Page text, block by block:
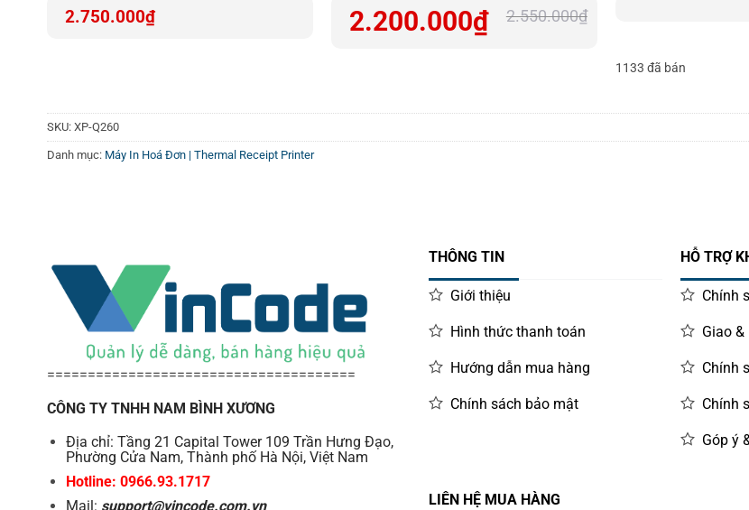
2.750.000₫ 2.550.000₫
Giá
gốc
2.200.000₫
Giá
hiện
1133 đã bán
SKU: XP-Q260
Danh mục: Máy In Hoá Đơn | Thermal Receipt Printer
======================================
CÔNG TY TNHH NAM BÌNH XƯƠNG
Địa chỉ: Tầng 21 Capital Tower 109 Trần Hưng Đạo,
Phường Cửa Nam, Thành phố Hà Nội, Việt Nam
Hotline: 0966.93.1717
Mail: support@vincode.com.vn
THÔNG TIN
Giới thiệu
Hình thức thanh toán
Hướng dẫn mua hàng
Chính sách bảo mật
HỖ TRỢ
Chính
Giao
Chính
Chính
Góp ý
LIÊN HỆ MUA HÀNG